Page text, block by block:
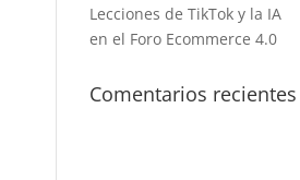
Lecciones de TikTok y la IA
en el Foro Ecommerce 4.0
Comentarios recientes